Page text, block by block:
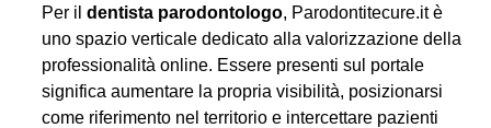
Per ildentista parodontologo, Parodontitecure.it è
uno spazio verticale dedicato alla valorizzazione della
professionalità online. Essere presenti sul portale
significa aumentare la propria visibilità, posizionarsi
come riferimento nel territorio e intercettare pazienti